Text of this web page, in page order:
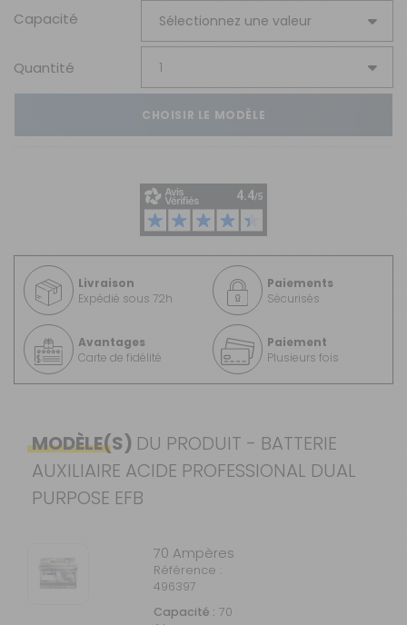
Capacité
Quantité
CHOISIR LE MODÈLE
Livraison
Expédié sous 72h
Paiements
Sécurisés
Avantages
Carte de fidélité
Paiement
Plusieurs fois
MODÈLE(S) DU PRODUIT - BATTERIE
AUXILIAIRE ACIDE PROFESSIONAL DUAL
PURPOSE EFB
70 Ampères
Référence :
496397
Capacité : 70